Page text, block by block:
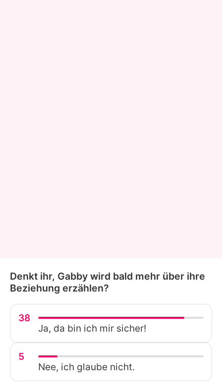
Denkt ihr, Gabby wird bald mehr über ihre
Beziehung erzählen?
38
Ja, da bin ich mir sicher!
5
Nee, ich glaube nicht.